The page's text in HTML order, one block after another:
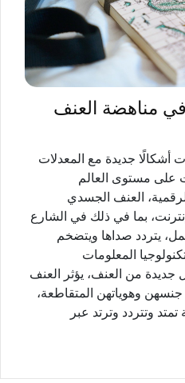
في مناهضة العنف
أشكالًا جديدة مع المعدلات
على مستوى العالم
العنف الجسدي
بما في ذلك في الشارع
يتردد صداها ويتضخم
المعلومات
جديدة من العنف، يؤثر العنف
وهوياتهن المتقاطعة،
وتتردد وترتد عبر